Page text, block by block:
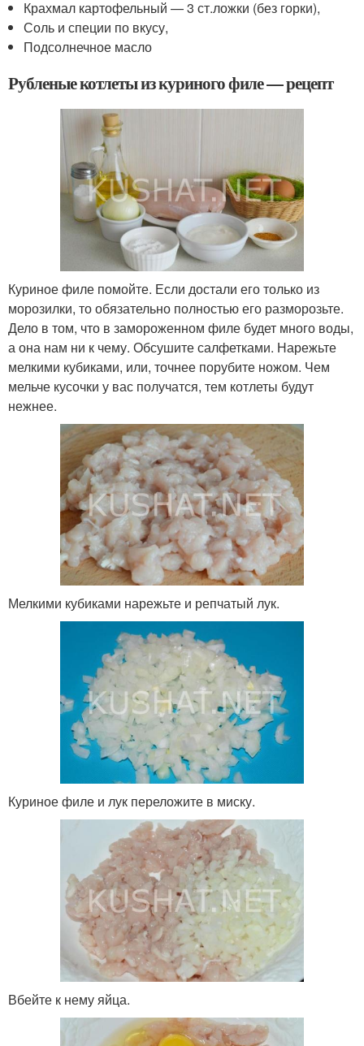
Крахмал картофельный — 3 ст.ложки (без горки),
Соль и специи по вкусу,
Подсолнечное масло
Рубленые котлеты из куриного филе — рецепт
Куриное филе помойте. Если достали его только из
морозилки, то обязательно полностью его разморозьте.
Дело в том, что в замороженном филе будет много воды,
а она нам ни к чему. Обсушите салфетками. Нарежьте
мелкими кубиками, или, точнее порубите ножом. Чем
мельче кусочки у вас получатся, тем котлеты будут
нежнее.
Мелкими кубиками нарежьте и репчатый лук.
Куриное филе и лук переложите в миску.
Вбейте к нему яйца.